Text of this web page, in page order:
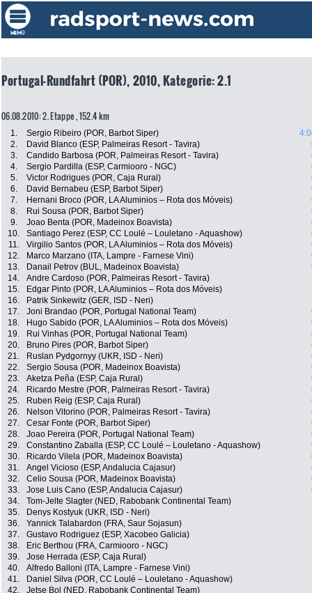
Portugal-Rundfahrt (POR), 2010, Kategorie: 2.1
06.08.2010: 2. Etappe , 152.4 km
1. Sergio Ribeiro (POR, Barbot Siper)
2.
David Blanco (ESP, Palmeiras Resort - Tavira)
3.
Candido Barbosa (POR, Palmeiras Resort - Tavira)
4.
Sergio Pardilla (ESP, Carmiooro - NGC)
5.
Victor Rodrigues (POR, Caja Rural)
6.
David Bernabeu (ESP, Barbot Siper)
7.
Hernani Broco (POR, LA Aluminios – Rota dos Móveis)
8.
Rui Sousa (POR, Barbot Siper)
9.
Joao Benta (POR, Madeinox Boavista)
10.
Santiago Perez (ESP, CC Loulé – Louletano - Aquashow)
11.
Virgilio Santos (POR, LA Aluminios – Rota dos Móveis)
12.
Marco Marzano (ITA, Lampre - Farnese Vini)
13.
Danail Petrov (BUL, Madeinox Boavista)
14.
Andre Cardoso (POR, Palmeiras Resort - Tavira)
15.
Edgar Pinto (POR, LA Aluminios – Rota dos Móveis)
16.
Patrik Sinkewitz (GER, ISD - Neri)
17.
Joni Brandao (POR, Portugal National Team)
18.
Hugo Sabido (POR, LA Aluminios – Rota dos Móveis)
19.
Rui Vinhas (POR, Portugal National Team)
20.
Bruno Pires (POR, Barbot Siper)
21.
Ruslan Pydgornyy (UKR, ISD - Neri)
22.
Sergio Sousa (POR, Madeinox Boavista)
23.
Aketza Peña (ESP, Caja Rural)
24.
Ricardo Mestre (POR, Palmeiras Resort - Tavira)
25.
Ruben Reig (ESP, Caja Rural)
26.
Nelson Vitorino (POR, Palmeiras Resort - Tavira)
27.
Cesar Fonte (POR, Barbot Siper)
28.
Joao Pereira (POR, Portugal National Team)
29.
Constantino Zaballa (ESP, CC Loulé – Louletano - Aquashow)
30.
Ricardo Vilela (POR, Madeinox Boavista)
31.
Angel Vicioso (ESP, Andalucia Cajasur)
32.
Celio Sousa (POR, Madeinox Boavista)
33.
Jose Luis Cano (ESP, Andalucia Cajasur)
34.
Tom-Jelte Slagter (NED, Rabobank Continental Team)
35.
Denys Kostyuk (UKR, ISD - Neri)
36.
Yannick Talabardon (FRA, Saur Sojasun)
37.
Gustavo Rodriguez (ESP, Xacobeo Galicia)
38.
Eric Berthou (FRA, Carmiooro - NGC)
39.
Jose Herrada (ESP, Caja Rural)
40.
Alfredo Balloni (ITA, Lampre - Farnese Vini)
41.
Daniel Silva (POR, CC Loulé – Louletano - Aquashow)
42.
Jetse Bol (NED, Rabobank Continental Team)